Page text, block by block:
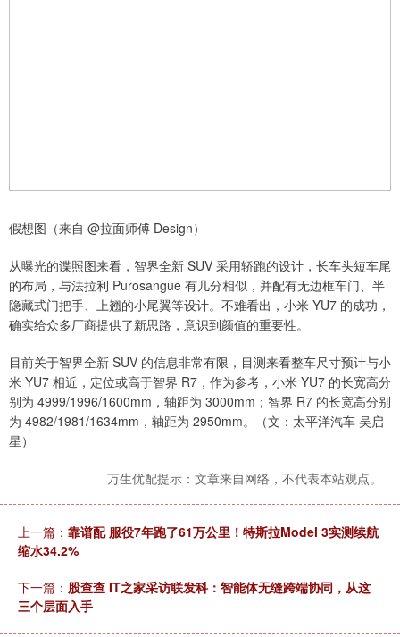
假想图（来自 @拉面师傅 Design）
从曝光的谍照图来看，智界全新 SUV 采用轿跑的设计，长车头短车尾
的布局，与法拉利 Purosangue 有几分相似，并配有无边框车门、半
隐藏式门把手、上翘的小尾翼等设计。不难看出，小米 YU7 的成功，
确实给众多厂商提供了新思路，意识到颜值的重要性。
目前关于智界全新 SUV 的信息非常有限，目测来看整车尺寸预计与小
米 YU7 相近，定位或高于智界 R7，作为参考，小米 YU7 的长宽高分
别为 4999/1996/1600mm，轴距为 3000mm；智界 R7 的长宽高分别
为 4982/1981/1634mm，轴距为 2950mm。（文：太平洋汽车 吴启
星）
万生优配提示：文章来自网络，不代表本站观点。
上一篇： 靠谱配 服役7年跑了61万公里！特斯拉Model 3实测续航
缩水34.2%
下一篇： 股查查 IT之家采访联发科：智能体无缝跨端协同，从这
三个层面入手